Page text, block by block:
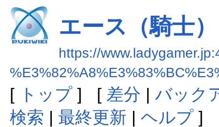
エース（騎士）
https://
[ トップ] [ 差分 | バック
検索 | 最終更新 | ヘルプ]